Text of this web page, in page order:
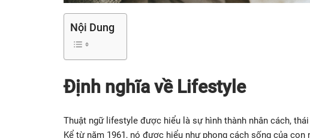
Nội Dung
Định nghĩa về Lifestyle
Thuật ngữ lifestyle được hiểu là sự hình thành nhân cách,
Kể từ năm 1961, nó được hiểu như phong cách sống của